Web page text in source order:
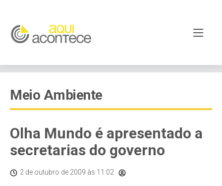
Meio Ambiente
Olha Mundo é apresentado a
secretarias do governo
2 de outubro de 2009 às 11:02